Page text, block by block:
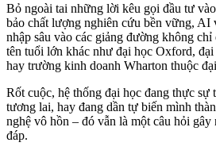
Bỏ ngoài tai những lời kêu gọi đầu tư
bảo chất lượng nghiên cứu bền vững, AI
nhập sâu vào các giảng đường không
tên tuổi lớn khác như đại học Oxford,
hay trường kinh doanh Wharton thuộc
Rốt cuộc, hệ thống đại học đang thực sự
tương lai, hay đang dần tự biến mình
nghệ vô hồn – đó vẫn là một câu hỏi
đáp.